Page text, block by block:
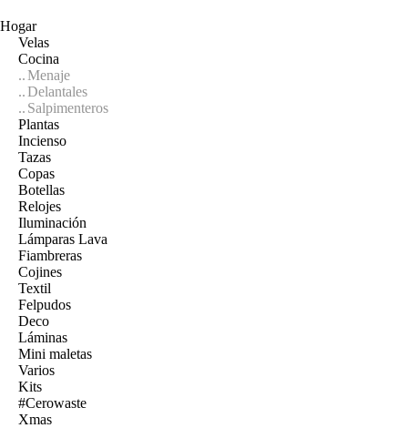
Hogar
Velas
Cocina
Menaje
Delantales
Salpimenteros
Plantas
Incienso
Tazas
Copas
Botellas
Relojes
Iluminación
Lámparas Lava
Fiambreras
Cojines
Textil
Felpudos
Deco
Láminas
Mini maletas
Varios
Kits
#Cerowaste
Xmas